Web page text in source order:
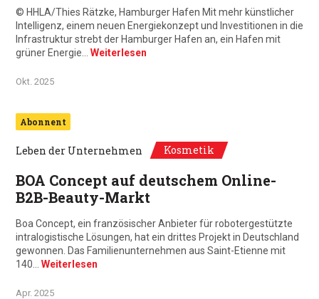
© HHLA/Thies Rätzke, Hamburger Hafen Mit mehr künstlicher
Intelligenz, einem neuen Energiekonzept und Investitionen in die
Infrastruktur strebt der Hamburger Hafen an, ein Hafen mit
grüner Energie… Weiterlesen
Okt. 2025
Abonnent
Leben der Unternehmen Kosmetik
BOA Concept auf deutschem Online-
B2B-Beauty-Markt
Boa Concept, ein französischer Anbieter für robotergestützte
intralogistische Lösungen, hat ein drittes Projekt in Deutschland
gewonnen. Das Familienunternehmen aus Saint-Etienne mit
140… Weiterlesen
Apr. 2025